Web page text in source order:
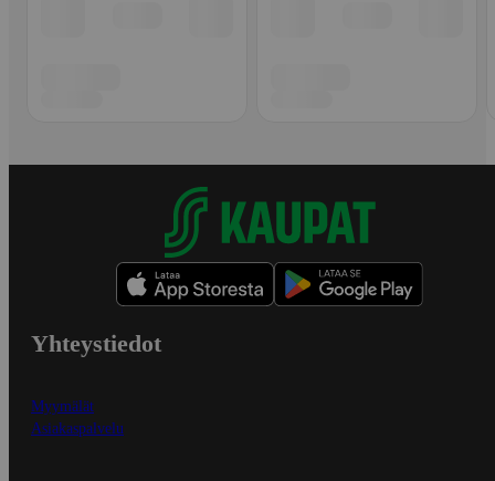
Yhteystiedot
Myymälät
Asiakaspalvelu